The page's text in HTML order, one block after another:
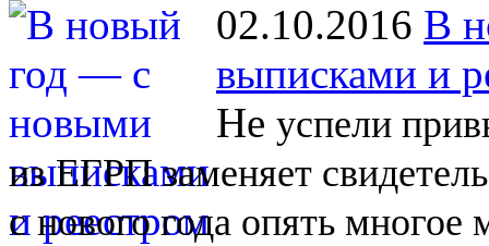
02.10.2016 В
выписками и
Не успели
из ЕГРП заменяет
с нового года опять